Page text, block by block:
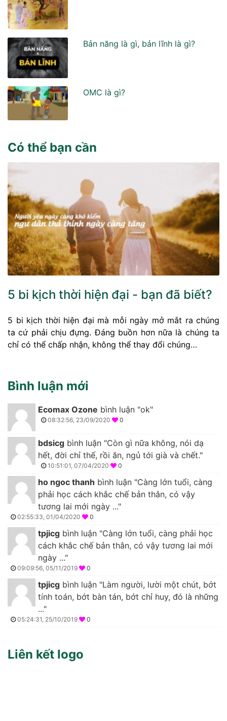
Bản năng là gì, bản lĩnh là gì?
OMC là gì?
Có thể bạn cần
5 bi kịch thời hiện đại - bạn đã biết?
5 bi kịch thời hiện đại mà mỗi ngày mở mắt ra chúng
ta cứ phải chịu đựng. Đáng buồn hơn nữa là chúng ta
chỉ có thể chấp nhận, không thể thay đổi chúng…
Bình luận mới
Ecomax Ozone bình luận "ok"
08:32:56, 23/09/2020 0
bdsicg bình luận "Còn gì nữa không, nói dạ
hết, đời chỉ thế, rồi ăn, ngủ tới già và chết."
10:51:01, 07/04/2020 0
ho ngoc thanh bình luận "Càng lớn tuổi, càng
phải học cách khắc chế bản thân, có vậy
tương lai mới ngày ..."
02:55:33, 01/04/2020 0
tpjicg bình luận "Càng lớn tuổi, càng phải học
cách khắc chế bản thân, có vậy tương lai mới
ngày ..."
09:09:56, 05/11/2019 0
tpjicg bình luận "Làm người, lười một chút, bớt
tính toán, bớt bàn tán, bớt chỉ huy, đó là những
..."
05:24:31, 25/10/2019 0
Liên kết logo